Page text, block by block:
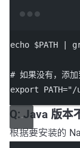
echo $PATH
# 如果没有，
export PATH="/
Q: Java 版本
根据要安装的